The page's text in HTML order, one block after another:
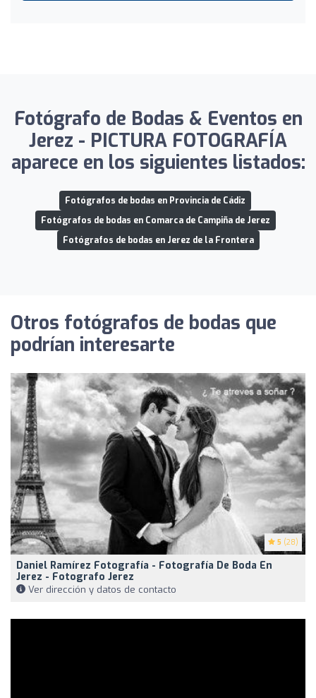
Fotógrafo de Bodas & Eventos en
Jerez - PICTURA FOTOGRAFÍA
aparece en los siguientes listados:
Fotógrafos de bodas en Provincia de Cádiz
Fotógrafos de bodas en Comarca de Campiña de Jerez
Fotógrafos de bodas en Jerez de la Frontera
Otros fotógrafos de bodas que
podrían interesarte
5 (28)
Daniel Ramírez Fotografía - Fotografía De Boda En
Jerez - Fotografo Jerez
Ver dirección y datos de contacto